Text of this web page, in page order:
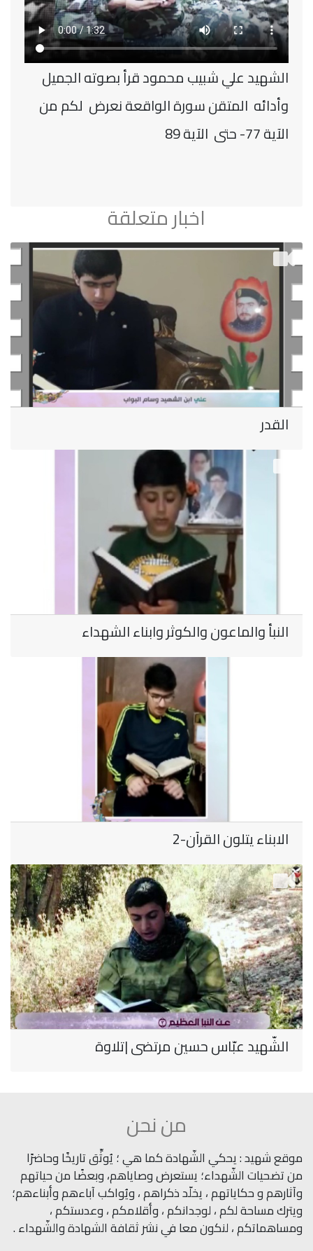
الشهيد علي شبيب محمود قرأ بصوته الجميل
وأدائه المتقن سورة الواقعة نعرض لكم من
الآية 77- حتى الآية 89
اخبار متعلقة
القدر
النبأ والماعون والكوثر وابناء الشهداء
الابناء يتلون القرآن-2
الشّهيد عبّاس حسين مرتضى |تلاوة
من نحن
موقع شهيد : يحكي الشّهادة كما هي ؛ يُوثِّق تاريخًا وحاضرًا
من تضحيات الشّهداء؛ يستعرض وصاياهم، وبعضًا من حياتهم
وآثارهم و حكاياتهم ، يخلّد ذكراهم ، ويُواكب آباءهم وأبناءهم؛
ويترك مساحة لكم ، لوجدانكم ، وأقلامكم ، وعدستكم ،
ومساهماتكم ، لنكون معا في نشر ثقافة الشهادة والشّهداء .